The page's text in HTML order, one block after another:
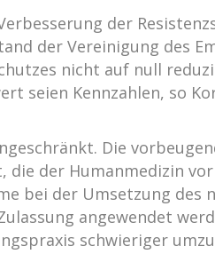
der
der Vereinigung des
nicht auf null
seien Kennzahlen, so
Die
der Humanmedizin
bei der Umsetzung des
angewendet
schwieriger